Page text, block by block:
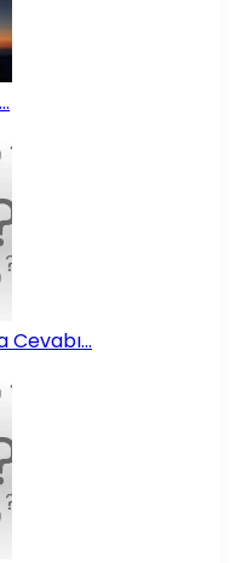
Cevabı…